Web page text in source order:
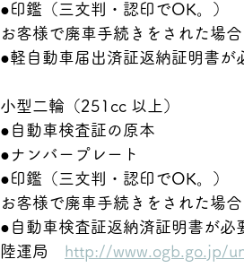
●印鑑（三文判・認印でOK。）
お客様で廃車手続きをされた場合
●軽自動車届出済証返納証明書が
小型二輪（251cc 以上）
●自動車検査証の原本
●ナンバープレート
●印鑑（三文判・認印でOK。）
お客様で廃車手続きをされた場合
●自動車検査証返納済証明書が必
陸運局 http://www.ogb.go.jp/